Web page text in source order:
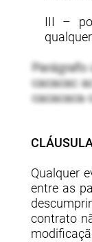
III –
Parágrafo
cacacac
cacacaca
Qualquer
entre as
contrato